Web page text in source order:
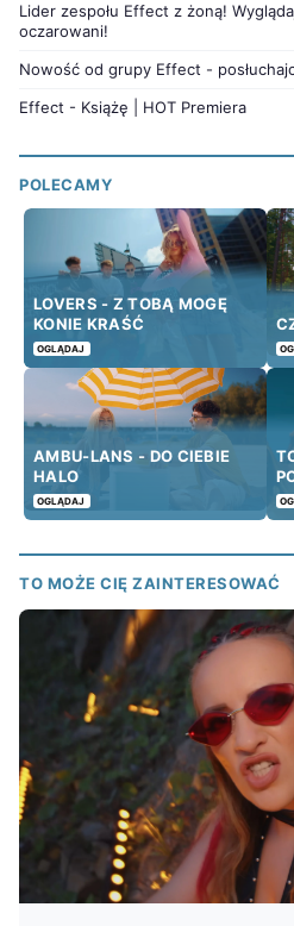
Lider zespołu Effect z żoną!
oczarowani!
Nowość od grupy Effect -
Effect - Książę | HOT Premiera
POLECAMY
LOVERS - Z TOBĄ MOGĘ
KONIE KRAŚĆ
OGLĄDAJ
AMBU-LANS - DO CIEBIE
HALO
OGLĄDAJ
TO MOŻE CIĘ ZAINTERESOWAĆ